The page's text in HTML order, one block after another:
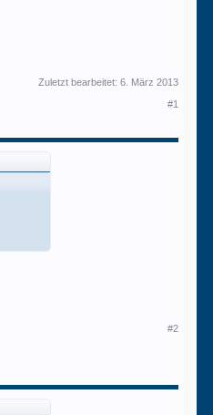
Zuletzt bearbeitet: 6. März 2013
#1
#2